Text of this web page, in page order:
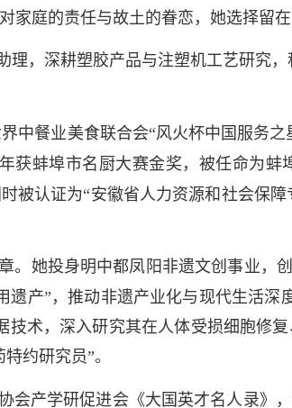
庭的责任与故土的眷恋，她选择留在
，深耕塑胶产品与注塑机工艺研究，
中餐业美食联合会“风火杯中国服务之
获蚌埠市名厨大赛金奖，被任命为
认证为“安徽省人力资源和社会保
她投身明中都凤阳非遗文创事业，
产”，推动非遗产业化与现代生活
术，深入研究其在人体受损细胞修
约研究员”。
会产学研促进会《大国英才名人录》